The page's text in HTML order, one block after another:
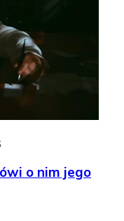
o nim jego